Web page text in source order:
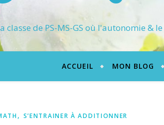
classe de PS-MS-GS où l'autonomie
ACCUEIL MON BLOG
, S’ENTRAINER À ADDITIONNER